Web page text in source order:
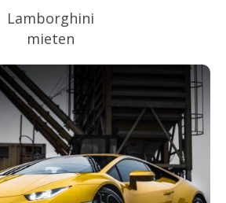
Lamborghini
mieten